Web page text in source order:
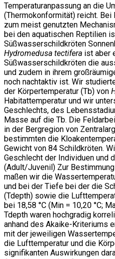
Temperaturanpassung an die
(Thermokonformität) reicht.
zum meist genutzten
bei den aquatischen Reptilien
Süßwasserschildkröten
Hydromedusa tectifera ist aber
Süßwasserschildkröten die
und zudem in ihrem
noch nachtaktiv ist. Wir
der Körpertemperatur (Tb) von
Habitattemperatur und wir
Geschlechts, des
Masse auf die Tb. Die
in der Bergregion von
bestimmten die
Gewicht von 84 Schildkröten.
Geschlecht der Individuen und
(Adult/Juvenil) Zur
maßen wir die
und bei der Tiefe bei der die
(Tdepth) sowie die
bei 18,58 °C (Min = 10,20 °C;
Tdepth waren hochgradig
anhand des Akaike-Kriteriums
mit der jeweiligen
die Lufttemperatur und die
signifikanten Auswirkungen